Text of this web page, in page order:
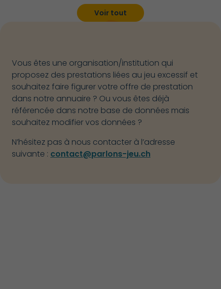
Voir tout
Vous êtes une organisation/institution qui
proposez des prestations liées au jeu excessif et
souhaitez faire figurer votre offre de prestation
dans notre annuaire ? Ou vous êtes déjà
référencée dans notre base de données mais
souhaitez modifier vos données ?
N’hésitez pas à nous contacter à l’adresse
suivante : contact@parlons-jeu.ch